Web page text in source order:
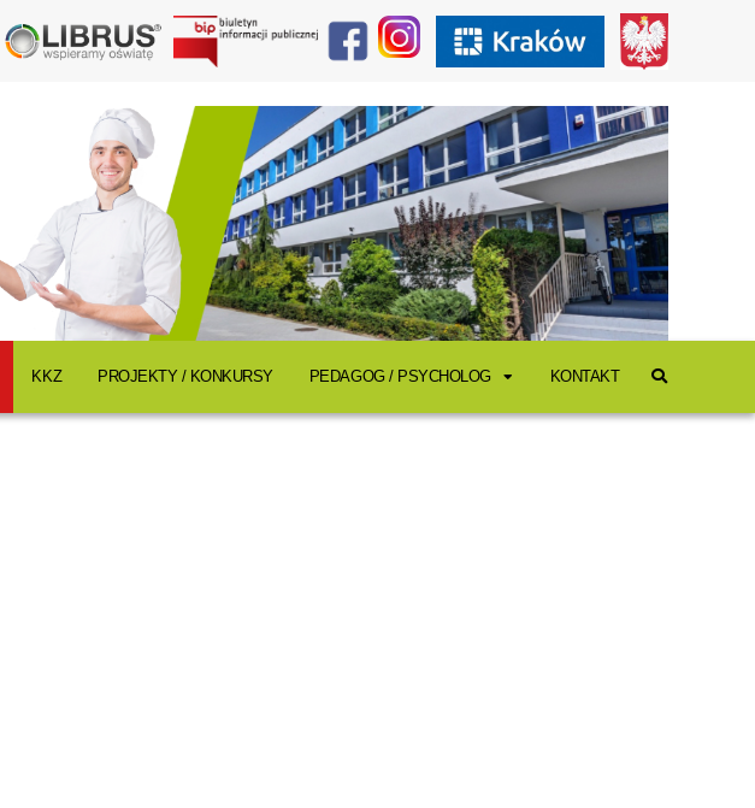
KKZ PROJEKTY / KONKURSY PEDAGOG / PSYCHOLOG KONTAKT